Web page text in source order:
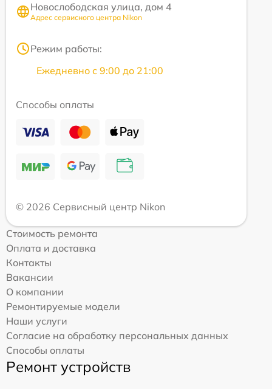
Новослободская улица, дом 4
Адрес сервисного центра Nikon
Режим работы:
Ежедневно с 9:00 до 21:00
Способы оплаты
© 2026 Сервисный центр Nikon
Стоимость ремонта
Оплата и доставка
Контакты
Вакансии
О компании
Ремонтируемые модели
Наши услуги
Согласие на обработку персональных данных
Способы оплаты
Ремонт устройств